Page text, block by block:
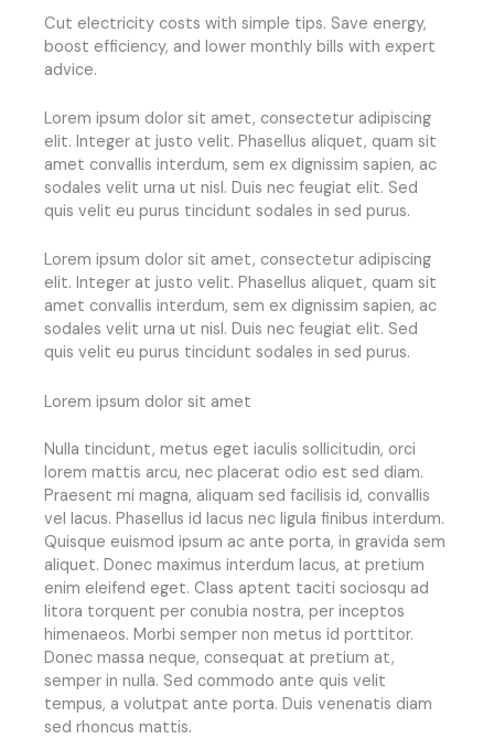
Cut electricity costs with simple tips. Save energy,
boost efficiency, and lower monthly bills with expert
advice.
Lorem ipsum dolor sit amet, consectetur adipiscing
elit. Integer at justo velit. Phasellus aliquet, quam sit
amet convallis interdum, sem ex dignissim sapien, ac
sodales velit urna ut nisl. Duis nec feugiat elit. Sed
quis velit eu purus tincidunt sodales in sed purus.
Lorem ipsum dolor sit amet, consectetur adipiscing
elit. Integer at justo velit. Phasellus aliquet, quam sit
amet convallis interdum, sem ex dignissim sapien, ac
sodales velit urna ut nisl. Duis nec feugiat elit. Sed
quis velit eu purus tincidunt sodales in sed purus.
Lorem ipsum dolor sit amet
Nulla tincidunt, metus eget iaculis sollicitudin, orci
lorem mattis arcu, nec placerat odio est sed diam.
Praesent mi magna, aliquam sed facilisis id, convallis
vel lacus. Phasellus id lacus nec ligula finibus interdum.
Quisque euismod ipsum ac ante porta, in gravida sem
aliquet. Donec maximus interdum lacus, at pretium
enim eleifend eget. Class aptent taciti sociosqu ad
litora torquent per conubia nostra, per inceptos
himenaeos. Morbi semper non metus id porttitor.
Donec massa neque, consequat at pretium at,
semper in nulla. Sed commodo ante quis velit
tempus, a volutpat ante porta. Duis venenatis diam
sed rhoncus mattis.